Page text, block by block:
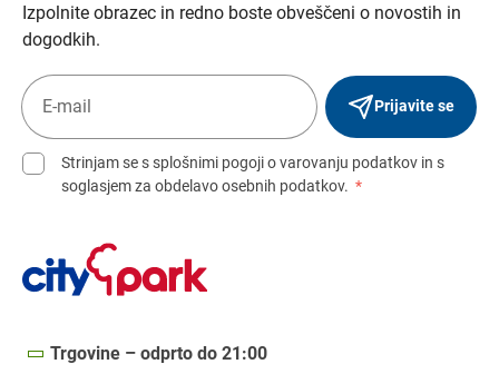
Izpolnite obrazec in redno boste obveščeni o novostih in
dogodkih.
Prijavite se
Strinjam se s splošnimi pogoji o varovanju podatkov in s
soglasjem za obdelavo osebnih podatkov. *
Trgovine – odprto do 21:00